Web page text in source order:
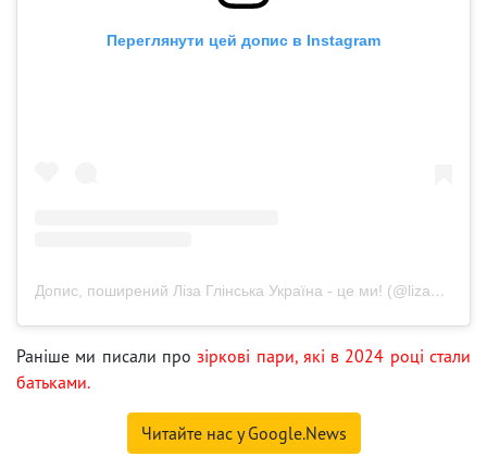
Переглянути цей допис в Instagram
Допис, поширений Ліза Глінська Україна - це ми! (@lizaglinskaya)
Раніше ми писали прозіркові пари, які в 2024 році стали
батьками.
Читайте нас у Google.News